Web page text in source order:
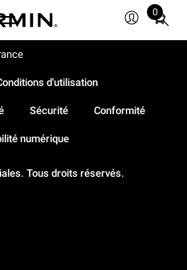
0
Total
Tous droits réservés.
d'utilisation
Sécurité Conformité
numérique